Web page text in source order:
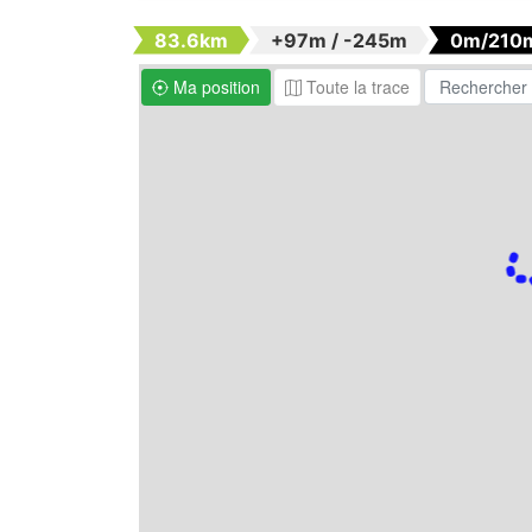
83.6km +97m / -245m
0m/
Ma position
Toute la trace